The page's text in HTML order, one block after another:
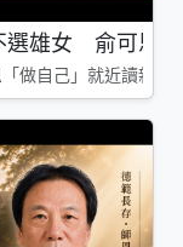
選雄女 俞可恩
做自己」就近讀新莊